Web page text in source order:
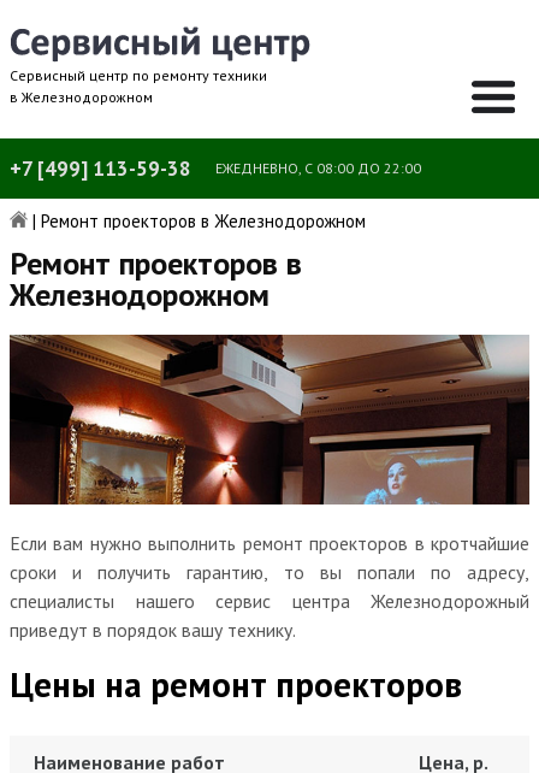
Сервисный центр по ремонту техники
в Железнодорожном
+7 [499] 113-59-38 ЕЖЕДНЕВНО, С 08:00 ДО 22:00
| Ремонт проекторов в Железнодорожном
Ремонт проекторов в
Железнодорожном
Если вам нужно выполнить ремонт проекторов в кротчайшие
сроки и получить гарантию, то вы попали по адресу,
специалисты нашего сервис центра Железнодорожный
приведут в порядок вашу технику.
Цены на ремонт проекторов
Наименование работ Цена, р.